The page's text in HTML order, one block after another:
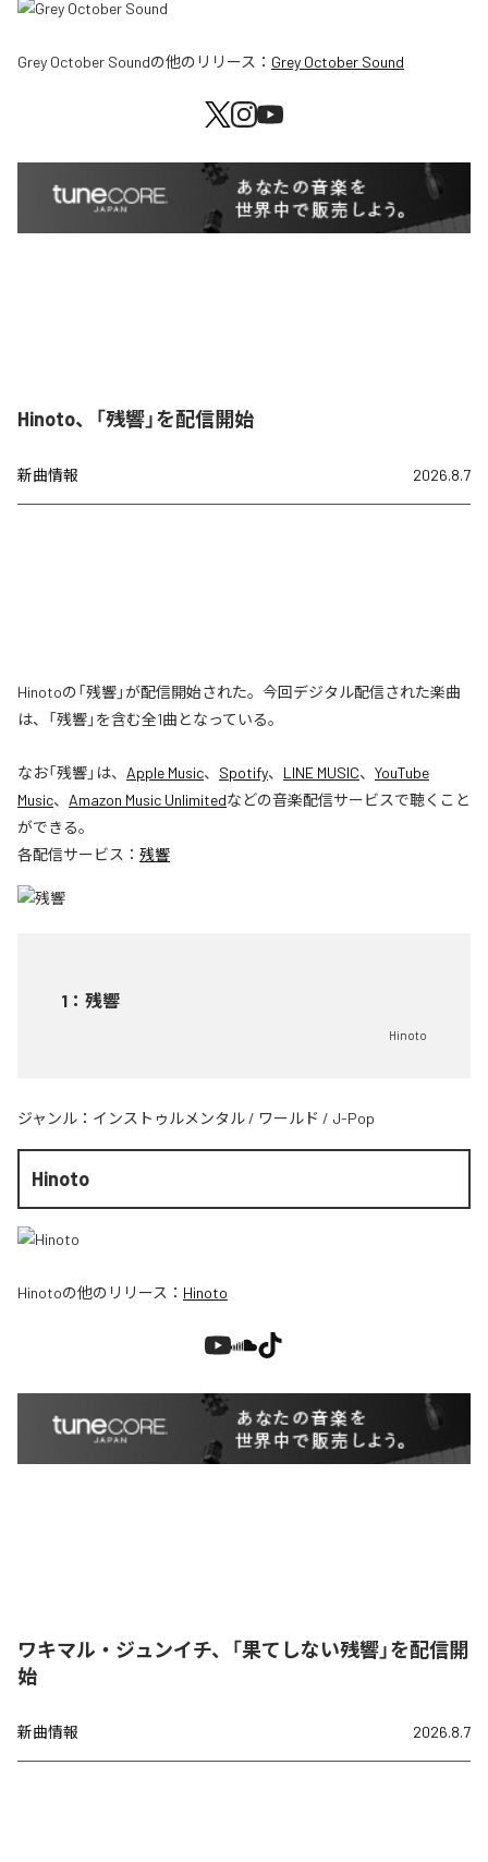
Grey October Soundの他のリリース： Grey October Sound
Hinoto、「残響」を配信開始
新曲情報 2026.8.7
Hinotoの「残響」が配信開始された。今回デジタル配信された楽曲
は、「残響」を含む全1曲となっている。
なお「残響」は、 Apple Music、 Spotify、 LINE MUSIC、 YouTube
Music、 Amazon Music Unlimitedなどの音楽配信サービスで聴くこと
ができる。
各配信サービス： 残響
1 ： 残響
Hinoto
ジャンル： インストゥルメンタル / ワールド / J-Pop
Hinoto
Hinotoの他のリリース： Hinoto
ワキマル・ジュンイチ、「果てしない残響」を配信開
始
新曲情報 2026.8.7